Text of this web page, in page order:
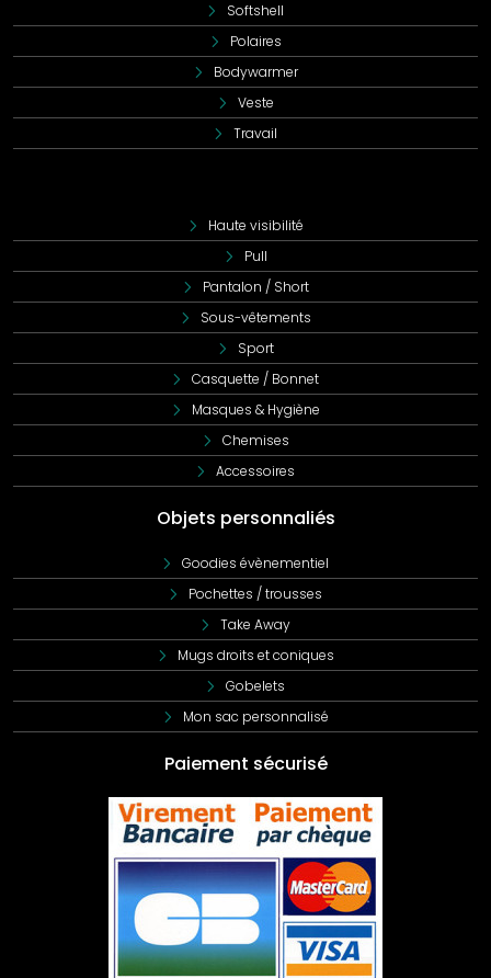
Que ce soit pour le confort, la durabilité, la responsabilité
de production ou la variété des coloris, ce vêtement
répond à de nombreux critères de choix. Son adaptabilité
à l'impression offre également un avantage
supplémentaire pour ceux qui souhaitent le personnaliser.
Softshell
Polaires
Bodywarmer
Veste
Travail
Haute visibilité
Pull
Pantalon / Short
Sous-vêtements
Sport
Casquette / Bonnet
Masques & Hygiène
Chemises
Accessoires
Objets personnaliés
Goodies évènementiel
Pochettes / trousses
Take Away
Mugs droits et coniques
Gobelets
Mon sac personnalisé
Paiement sécurisé